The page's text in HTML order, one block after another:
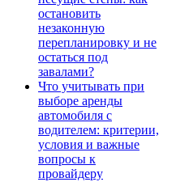
остановить
незаконную
перепланировку и не
остаться под
завалами?
Что учитывать при
выборе аренды
автомобиля с
водителем: критерии,
условия и важные
вопросы к
провайдеру